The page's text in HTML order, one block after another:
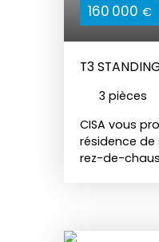
160 000 €
T3
3 pièces
CISA vous
résidence
rez-de-